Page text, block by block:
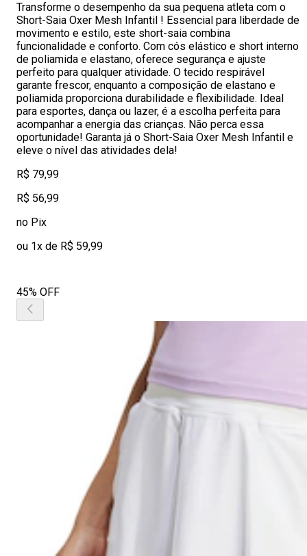
Transforme o desempenho da sua pequena atleta com o
Short-Saia Oxer Mesh Infantil ! Essencial para liberdade de
movimento e estilo, este short-saia combina
funcionalidade e conforto. Com cós elástico e short interno
de poliamida e elastano, oferece segurança e ajuste
perfeito para qualquer atividade. O tecido respirável
garante frescor, enquanto a composição de elastano e
poliamida proporciona durabilidade e flexibilidade. Ideal
para esportes, dança ou lazer, é a escolha perfeita para
acompanhar a energia das crianças. Não perca essa
oportunidade! Garanta já o Short-Saia Oxer Mesh Infantil e
eleve o nível das atividades dela!
R$ 79,99
R$ 56,99
no Pix
ou 1x de R$ 59,99
45% OFF